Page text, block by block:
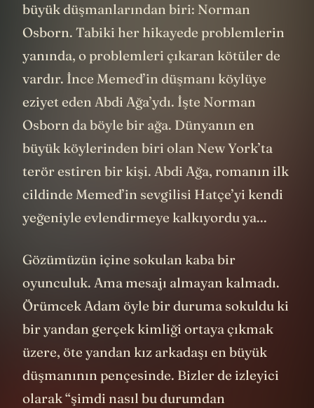
büyük düşmanlarından biri: Norman
Osborn. Tabiki her hikayede problemlerin
yanında, o problemleri çıkaran kötüler de
vardır. İnce Memed’in düşmanı köylüye
eziyet eden Abdi Ağa’ydı. İşte Norman
Osborn da böyle bir ağa. Dünyanın en
büyük köylerinden biri olan New York’ta
terör estiren bir kişi. Abdi Ağa, romanın ilk
cildinde Memed’in sevgilisi Hatçe’yi kendi
yeğeniyle evlendirmeye kalkıyordu ya...
Gözümüzün içine sokulan kaba bir
oyunculuk. Ama mesajı almayan kalmadı.
Örümcek Adam öyle bir duruma sokuldu ki
bir yandan gerçek kimliği ortaya çıkmak
üzere, öte yandan kız arkadaşı en büyük
düşmanının pençesinde. Bizler de izleyici
olarak “şimdi nasıl bu durumdan